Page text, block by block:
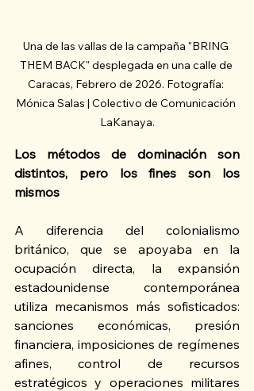
Una de las vallas de la campaña "BRING
THEM BACK" desplegada en una calle de
Caracas, Febrero de 2026. Fotografía:
Mónica Salas | Colectivo de Comunicación
LaKanaya.
Los métodos de dominación son
distintos, pero los fines son los
mismos
A diferencia del colonialismo
británico, que se apoyaba en la
ocupación directa, la expansión
estadounidense contemporánea
utiliza mecanismos más sofisticados:
sanciones económicas, presión
financiera, imposiciones de regímenes
afines, control de recursos
estratégicos y operaciones militares